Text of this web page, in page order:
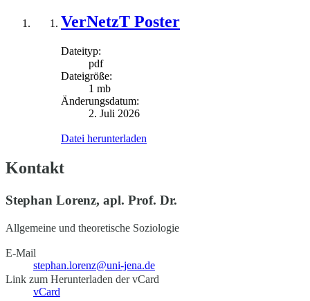
VerNetzT Poster
Dateityp:
pdf
Dateigröße:
1 mb
Änderungsdatum:
2. Juli 2026
Datei herunterladen
Kontakt
Stephan Lorenz, apl. Prof. Dr.
Allgemeine und theoretische Soziologie
E-Mail
stephan.lorenz@uni-jena.de
Link zum Herunterladen der vCard
vCard